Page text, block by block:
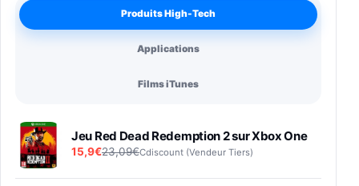
Produits High-Tech
Applications
Films iTunes
Jeu Red Dead Redemption 2 sur Xbox One
15,9€23,09€Cdiscount (Vendeur Tiers)